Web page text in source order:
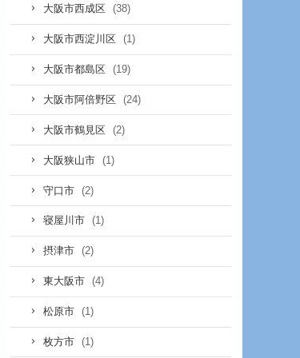
大阪市西成区 (38)
大阪市西淀川区 (1)
大阪市都島区 (19)
大阪市阿倍野区 (24)
大阪市鶴見区 (2)
大阪狭山市 (1)
守口市 (2)
寝屋川市 (1)
摂津市 (2)
東大阪市 (4)
松原市 (1)
枚方市 (1)